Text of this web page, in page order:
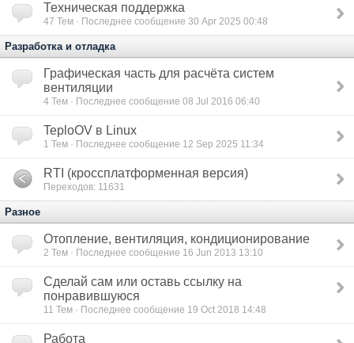
Техническая поддержка
47 Тем · Последнее сообщение 30 Apr 2025 00:48
Разработка и отладка
Графическая часть для расчёта систем
вентиляции
4 Тем · Последнее сообщение 08 Jul 2016 06:40
TeploOV в Linux
1 Тем · Последнее сообщение 12 Sep 2025 11:34
RTI (кроссплатформенная версия)
Переходов: 11631
Разное
Отопление, вентиляция, кондиционирование
2 Тем · Последнее сообщение 16 Jun 2013 13:10
Сделай сам или оставь ссылку на
понравившуюся
11 Тем · Последнее сообщение 19 Oct 2018 14:48
Работа